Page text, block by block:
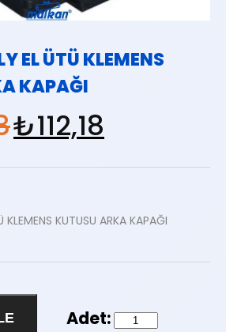
EL ÜTÜ KLEMENS
KAPAĞI
₺112,18
KUTUSU ARKA KAPAĞI